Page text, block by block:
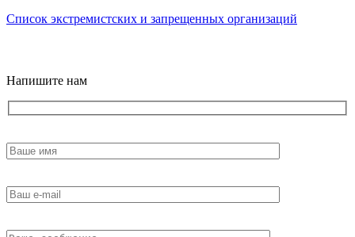
Список экстремистских и запрещенных организаций
Напишите нам